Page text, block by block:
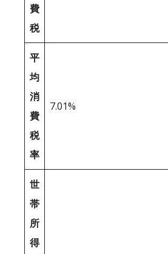
費
税
平
均
消
費
税
率
7.01%
世
帯
所
得